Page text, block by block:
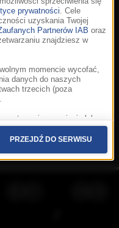
akceptację
© 2026 Radio Muzyka
sp. z o.o. sp. k.
prywatności. Cele
uzyskania Twojej
Partnerów IAB oraz
znajdziesz w
momencie wycofać,
danych do naszych
trzecich (poza
usunięcia lub
złożenia skargi do
W polityce prywatności
Szczegółowe
danych znajdują się w
PRZEJDŹ DO SERWISU